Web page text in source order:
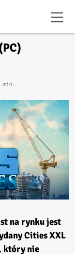
min.
na rynku jest
Cities XXL
który nie